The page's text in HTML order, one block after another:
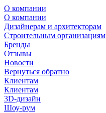
О компании
О компании
Дизайнерам и архитекторам
Строительным организациям
Бренды
Отзывы
Новости
Вернуться обратно
Клиентам
Клиентам
3D-дизайн
Шоу-рум